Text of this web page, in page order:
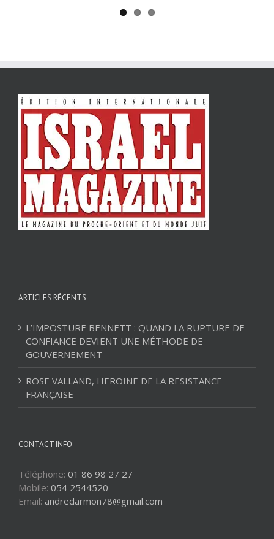
ARTICLES RÉCENTS
L’IMPOSTURE BENNETT : QUAND LA RUPTURE DE
CONFIANCE DEVIENT UNE MÉTHODE DE
GOUVERNEMENT
ROSE VALLAND, HEROÏNE DE LA RESISTANCE
FRANÇAISE
CONTACT INFO
Téléphone: 01 86 98 27 27
Mobile: 054 2544520
Email: andredarmon78@gmail.com